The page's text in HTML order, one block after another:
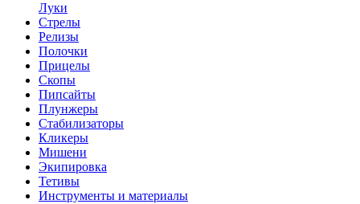
Луки
Стрелы
Релизы
Полочки
Прицелы
Скопы
Пипсайты
Плунжеры
Стабилизаторы
Кликеры
Мишени
Экипировка
Тетивы
Инструменты и материалы